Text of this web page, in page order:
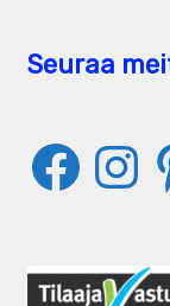
Seuraa
Facebook